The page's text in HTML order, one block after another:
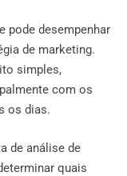
pode desempenhar
de marketing.
simples,
com os
os dias.
de análise de
quais